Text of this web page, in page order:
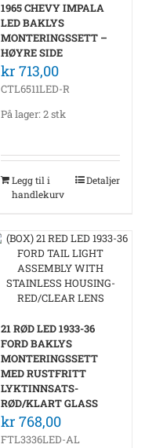
1965 CHEVY IMPALA
LED BAKLYS
MONTERINGSSETT –
HØYRE SIDE
kr 713,00
CTL6511LED-R
På lager: 2 stk
Legg til i
handlekurv
Detaljer
21 RØD LED 1933-36
FORD BAKLYS
MONTERINGSSETT
MED RUSTFRITT
LYKTINNSATS-
RØD/KLART GLASS
kr 768,00
FTL3336LED-AL